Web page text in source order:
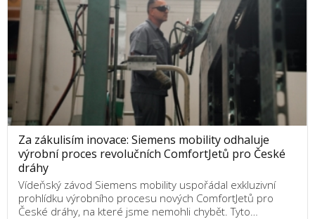
Za zákulisím inovace: Siemens mobility odhaluje
výrobní proces revolučních ComfortJetů pro České
dráhy
Vídeňský závod Siemens mobility uspořádal exkluzivní
prohlídku výrobního procesu nových ComfortJetů pro
České dráhy, na které jsme nemohli chybět. Tyto…